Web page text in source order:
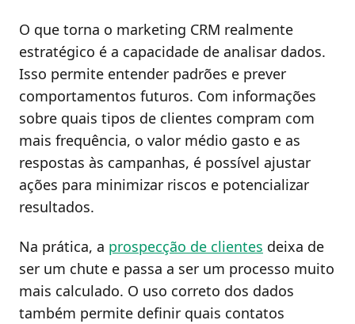
O que torna o marketing CRM realmente
estratégico é a capacidade de analisar dados.
Isso permite entender padrões e prever
comportamentos futuros. Com informações
sobre quais tipos de clientes compram com
mais frequência, o valor médio gasto e as
respostas às campanhas, é possível ajustar
ações para minimizar riscos e potencializar
resultados.
Na prática, a prospecção de clientes deixa de
ser um chute e passa a ser um processo muito
mais calculado. O uso correto dos dados
também permite definir quais contatos